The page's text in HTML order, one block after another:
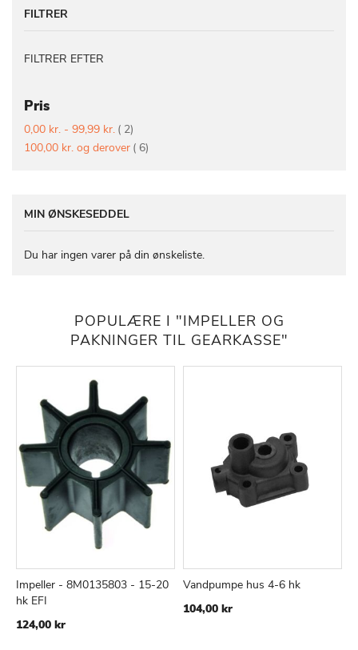
FILTRER
FILTRER EFTER
Pris
0,00 kr. - 99,99 kr. 2vare
100,00 kr. og derover 6vare
MIN ØNSKESEDDEL
Du har ingen varer på din ønskeliste.
POPULÆRE I "IMPELLER OG
PAKNINGER TIL GEARKASSE"
Læg i kurv SAMMENLIGN
Impeller - 8M0135803 - 15-20
hk EFI
124,00 kr
Vandpumpe hus 4-6 hk
104,00 kr